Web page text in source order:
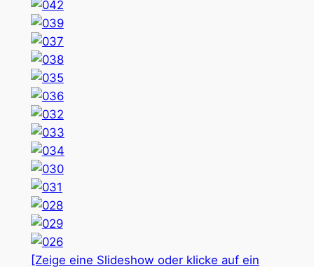
[Zeige eine Slideshow oder klicke auf ein